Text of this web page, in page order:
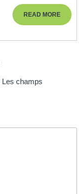
le
tremplin
prometteuse
READ MOREREAD
MORE
Les champs